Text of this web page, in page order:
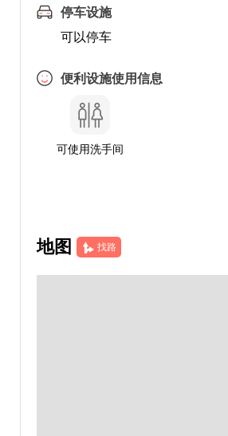
停车设施
可以停车
便利设施使用信息
可使用洗手间
地图 找路